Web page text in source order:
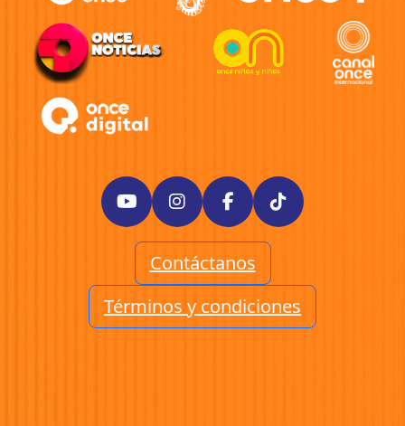
Contáctanos
Términos y condiciones